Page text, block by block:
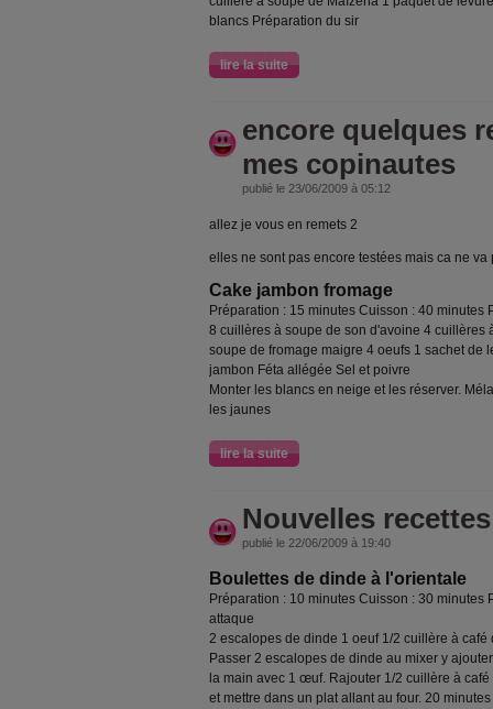
blancs Préparation du sir
lire la suite
encore quelques
mes copinautes
publié le 23/06/2009 à 05:12
allez je vous en remets 2
elles ne sont pas encore testées mais ca ne
Cake jambon fromage
Préparation : 15 minutes Cuisson : 40 minutes
8 cuillères à soupe de son d'avoine 4 cuillères
soupe de fromage maigre 4 oeufs 1 sachet de
jambon Féta allégée Sel et poivre
Monter les blancs en neige et les réserver.
les jaunes
lire la suite
Nouvelles recettes
publié le 22/06/2009 à 19:40
Boulettes de dinde à l'orientale
Préparation : 10 minutes Cuisson : 30 minutes
attaque
2 escalopes de dinde 1 oeuf 1/2 cuillère à café
Passer 2 escalopes de dinde au mixer y
la main avec 1 œuf. Rajouter 1/2 cuillère à
et mettre dans un plat allant au four. 20